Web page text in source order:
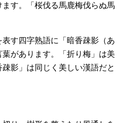
す。「桜伐る馬鹿梅伐らぬ馬
す四字熟語に「暗香疎影（あ
があります。「折り梅」は美
影」は同じく美しい漢語だと